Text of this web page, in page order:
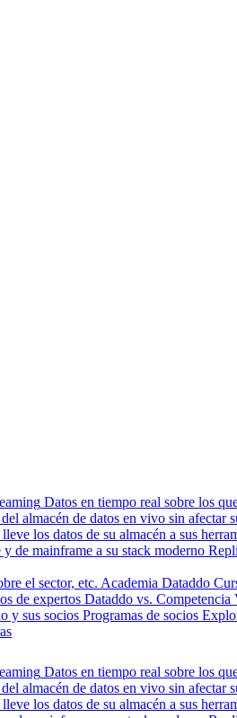
Datos en tiempo real sobre los
almacén de datos en vivo sin afectar
los datos de su almacén a sus
de mainframe a su stack moderno
el sector, etc. Academia Dataddo
de expertos Dataddo vs. Competencia
y sus socios Programas de socios
Datos en tiempo real sobre los
almacén de datos en vivo sin afectar
los datos de su almacén a sus